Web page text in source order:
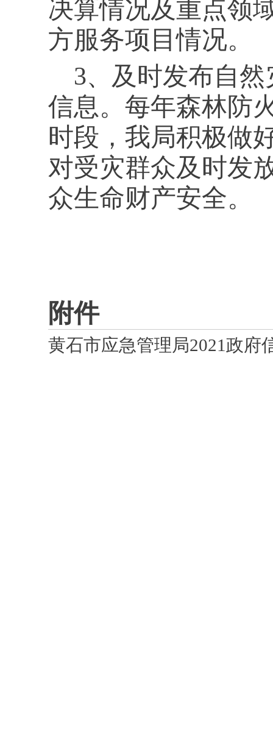
决算情况及重点领
方服务项目情况。
3、 及时发布自
信息。每年森林防
时段，我局积极做
对受灾群众及时发
众生命财产安全。
附件
黄石市应急管理局2021政府